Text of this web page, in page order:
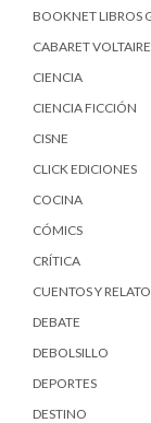
BOOKNET LIBROS
CABARET VOLTAIRE
CIENCIA
CIENCIA FICCIÓN
CISNE
CLICK EDICIONES
COCINA
CÓMICS
CRÍTICA
CUENTOS Y
DEBATE
DEBOLSILLO
DEPORTES
DESTINO